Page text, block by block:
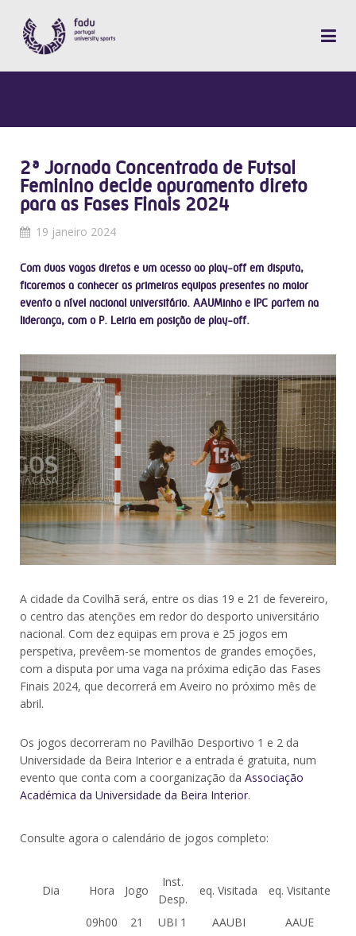
2ª Jornada Concentrada de Futsal
Feminino decide apuramento direto
para as Fases Finais 2024
19 janeiro 2024
Com duas vagas diretas e um acesso ao play-off em disputa,
ficaremos a conhecer as primeiras equipas presentes no maior
evento a nível nacional universitário. AAUMinho e IPC partem na
liderança, com o P. Leiria em posição de play-off.
A cidade da Covilhã será, entre os dias 19 e 21 de fevereiro,
o centro das atenções em redor do desporto universitário
nacional. Com dez equipas em prova e 25 jogos em
perspetiva, prevêem-se momentos de grandes emoções,
com a disputa por uma vaga na próxima edição das Fases
Finais 2024, que decorrerá em Aveiro no próximo mês de
abril.
Os jogos decorreram no Pavilhão Desportivo 1 e 2 da
Universidade da Beira Interior e a entrada é gratuita, num
evento que conta com a coorganização da Associação
Académica da Universidade da Beira Interior.
Consulte agora o calendário de jogos completo:
Dia Hora Jogo
Inst.
Desp.
eq. Visitada eq. Visitante
09h00 21 UBI 1 AAUBI
AAUE